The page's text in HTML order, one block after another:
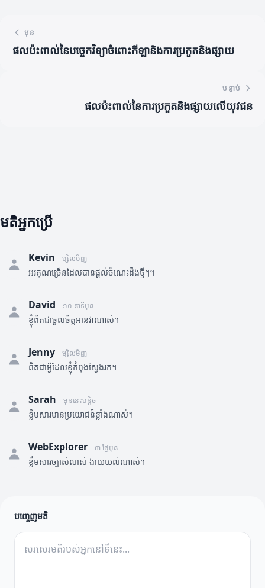
មុន
ផលប៉ះពាល់នៃបច្ចេកវិទ្យាចំពោះកីឡានិងការប្រកួតនិងផ្សាយ
បន្ទាប់
ផលប៉ះពាល់នៃការប្រកួតនិងផ្សាយលើយុវជន
មតិអ្នកប្រើ
Kevin ម្សិលមិញ
អរគុណច្រើនដែលបានផ្តល់ចំណេះដឹងថ្មីៗ។
David ១០ នាទីមុន
ខ្ញុំពិតជាចូលចិត្តអានវាណាស់។
Jenny ម្សិលមិញ
ពិតជាអ្វីដែលខ្ញុំកំពុងស្វែងរក។
Sarah មុននេះបន្តិច
ខ្លឹមសារមានប្រយោជន៍ខ្លាំងណាស់។
WebExplorer ៣ ថ្ងៃមុន
ខ្លឹមសារច្បាស់លាស់ ងាយយល់ណាស់។
បញ្ចេញមតិ